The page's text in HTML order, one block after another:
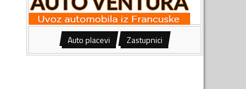
Auto placevi Zastupnici